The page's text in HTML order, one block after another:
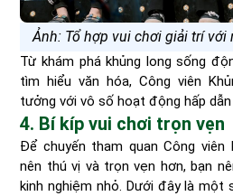
Ảnh: Tổ hợp vui chơi giải trí
Từ khám phá khủng long sống
tìm hiểu văn hóa, Công viên
tưởng với vô số hoạt động hấp
4. Bí kíp vui chơi trọn vẹn
Để chuyến tham quan Công viên
nên thú vị và trọn vẹn hơn, bạn
kinh nghiệm nhỏ. Dưới đây là một